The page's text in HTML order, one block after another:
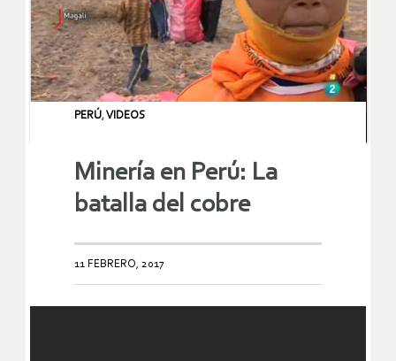
PERÚ,VIDEOS
Minería en Perú: La
batalla del cobre
11 FEBRERO, 2017